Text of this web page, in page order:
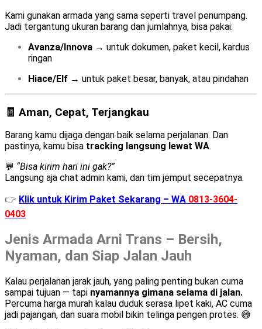
Kami gunakan armada yang sama seperti travel penumpang.
Jadi tergantung ukuran barang dan jumlahnya, bisa pakai:
Avanza/Innova → untuk dokumen, paket kecil, kardus
ringan
Hiace/Elf → untuk paket besar, banyak, atau pindahan
🧾 Aman, Cepat, Terjangkau
Barang kamu dijaga dengan baik selama perjalanan. Dan
pastinya, kamu bisa tracking langsung lewat WA.
💬 “Bisa kirim hari ini gak?”
Langsung aja chat admin kami, dan tim jemput secepatnya.
👉 Klik untuk Kirim Paket Sekarang – WA 0813-3604-
0403
Jenis Armada Arni Trans – Bersih,
Nyaman, dan Siap Jalan Jauh
Kalau perjalanan jarak jauh, yang paling penting bukan cuma
sampai tujuan — tapi nyamannya gimana selama di jalan.
Percuma harga murah kalau duduk serasa lipet kaki, AC cuma
jadi pajangan, dan suara mobil bikin telinga pengen protes. 😅